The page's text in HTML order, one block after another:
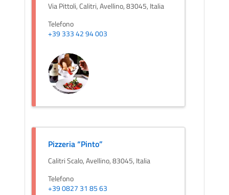
Via Pittoli, Calitri, Avellino, 83045, Italia
Telefono
+39 333 42 94 003
Pizzeria “Pinto”
Calitri Scalo, Avellino, 83045, Italia
Telefono
+39 0827 31 85 63